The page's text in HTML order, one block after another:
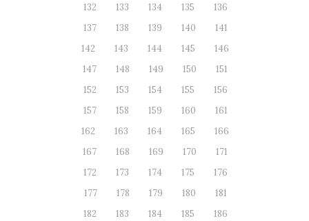
132
133 134 135
136
137
138 139 140
141
142
143 144 145
146
147
148 149 150
151
152
153 154 155
156
157
158 159 160
161
162
163 164 165
166
167
168 169 170
171
172
173 174 175
176
177
178 179 180
181
182
183 184 185
186